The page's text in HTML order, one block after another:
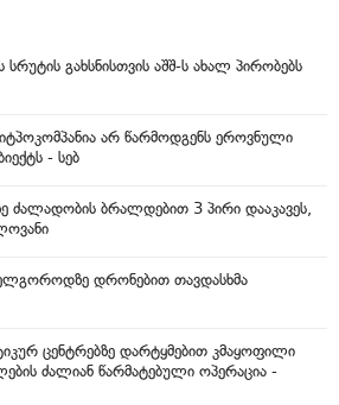
სრუტის გახსნისთვის აშშ-ს ახალ პირობებს
არ წარმოდგენს ეროვნული
- სებ
ძალადობის ბრალდებით 3 პირი დააკავეს,
დრონებით თავდასხმა
ცენტრებზე დარტყმებით კმაყოფილი
ძალიან წარმატებული ოპერაცია -